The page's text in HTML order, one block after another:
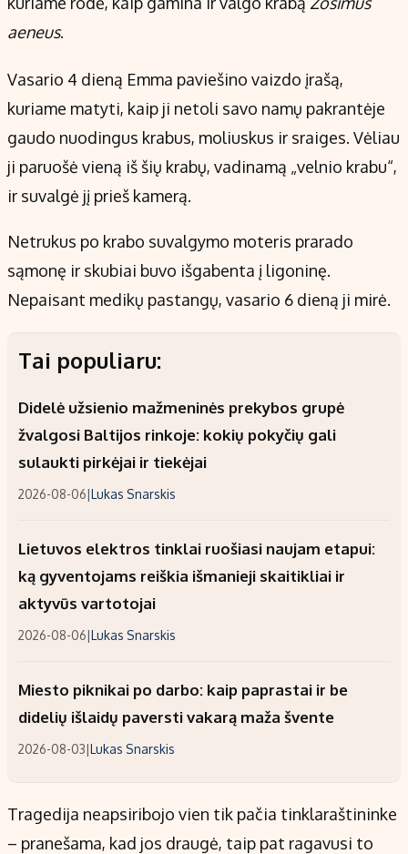
aeneus.
Vasario 4 dieną Emma paviešino vaizdo įrašą,
kuriame matyti, kaip ji netoli savo namų pakrantėje
gaudo nuodingus krabus, moliuskus ir sraiges. Vėliau
ji paruošė vieną iš šių krabų, vadinamą „velnio krabu“,
ir suvalgė jį prieš kamerą.
Netrukus po krabo suvalgymo moteris prarado
sąmonę ir skubiai buvo išgabenta į ligoninę.
Nepaisant medikų pastangų, vasario 6 dieną ji mirė.
Tai populiaru:
Didelė užsienio mažmeninės prekybos grupė
žvalgosi Baltijos rinkoje: kokių pokyčių gali
sulaukti pirkėjai ir tiekėjai
2026-08-06|Lukas Snarskis
Lietuvos elektros tinklai ruošiasi naujam etapui:
ką gyventojams reiškia išmanieji skaitikliai ir
aktyvūs vartotojai
2026-08-06|Lukas Snarskis
Miesto piknikai po darbo: kaip paprastai ir be
didelių išlaidų paversti vakarą maža švente
2026-08-03|Lukas Snarskis
Tragedija neapsiribojo vien tik pačia tinklaraštininke
– pranešama, kad jos draugė, taip pat ragavusi to